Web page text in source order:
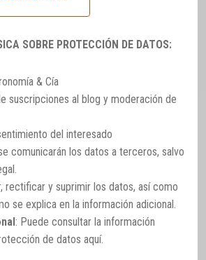
SOBRE PROTECCIÓN DE DATOS:
& Cía
suscripciones al blog y moderación de
del interesado
comunicarán los datos a terceros, salvo
rectificar y suprimir los datos, así como
se explica en la información adicional.
: Puede consultar la información
de datos aquí.